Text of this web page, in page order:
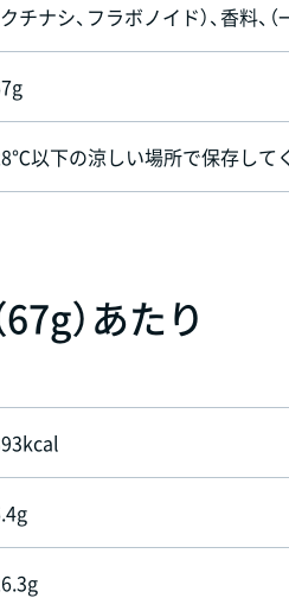
クチナシ、フラボノイド）、香料、
以下の涼しい場所で保存して
）あたり